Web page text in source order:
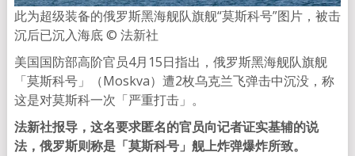
此为超级装备的俄罗斯黑海舰队旗舰“莫斯科号”图片，被击
沉后已沉入海底 © 法新社
美国国防部高阶官员4月15日指出，俄罗斯黑海舰队旗舰
「莫斯科号」（Moskva）遭2枚乌克兰飞弹击中沉没，称
这是对莫斯科一次「严重打击」。
法新社报导，这名要求匿名的官员向记者证实基辅的说
法，俄罗斯则称是「莫斯科号」舰上炸弹爆炸所致。